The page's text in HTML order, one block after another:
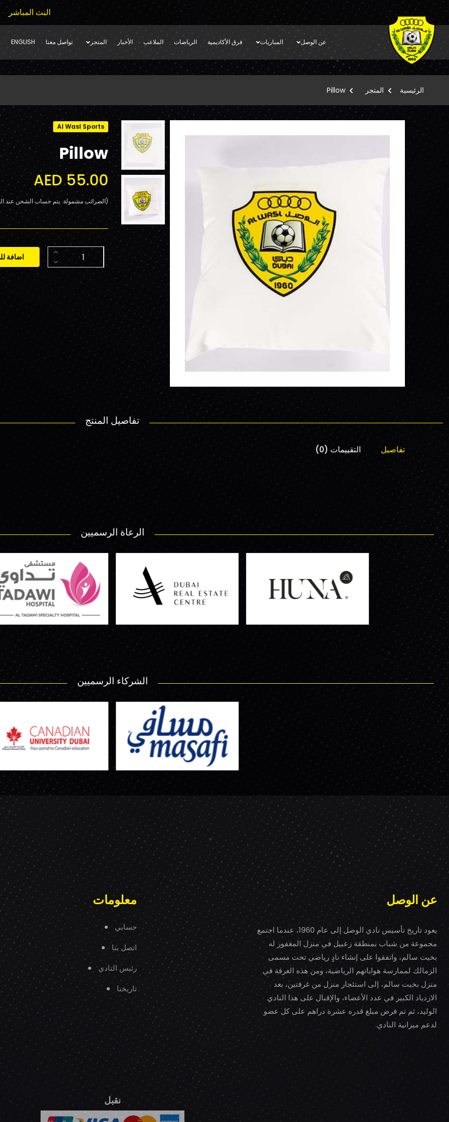
البث المباشر
عن الوصل المباريات فرق الأكاديمية الرياضات الملاعب الأخبار المتجر تواصل معنا ENGLISH
الرئيسية المتجر Pillow
Al Wasl Sports
Pillow
AED 55.00
(الضرائب مشمولة. يتم حساب الشحن عند
اضافة
تفاصيل المنتج
تفاصيل التقييمات (0)
الرعاة الرسميين
الشركاء الرسميين
عن الوصل
يعود تاريخ تأسيس نادي الوصل إلى عام 1960، عندما اجتمع
مجموعة من شباب بمنطقة زعبيل في منزل المغفور له
بخيت سالم، واتفقوا على إنشاء نادٍ رياضي تحت مسمى
الزمالك لممارسة هواياتهم الرياضية، ومن هذه الغرفة في
منزل بخيت سالم، إلى استئجار منزل من غرفتين، بعد
الازدياد الكبير في عدد الأعضاء، والإقبال على هذا النادي
الوليد، ثم تم فرض مبلغ قدره عشرة دراهم على كل عضو
لدعم ميزانية النادي.
معلومات
حسابي
اتصل بنا
رئيس النادي
تاريخنا
نقبل